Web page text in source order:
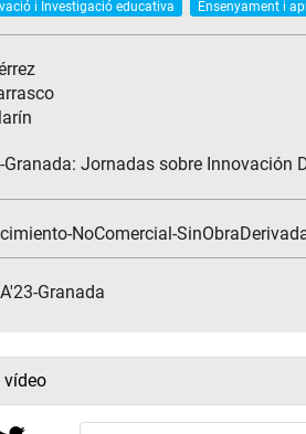
i Investigació educativa Ensenyament i
Granada: Jornadas sobre Innovación
NoComercial-
Granada
vídeo